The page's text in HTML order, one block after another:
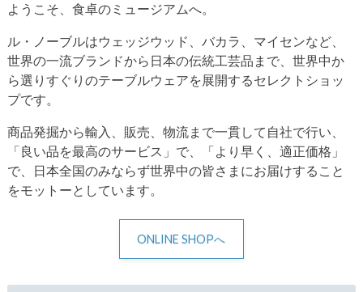
ようこそ、食卓のミュージアムへ。
ル・ノーブルはウェッジウッド、バカラ、マイセンなど、
世界の一流ブランドから日本の伝統工芸品まで、世界中か
ら選りすぐりのテーブルウェアを展開するセレクトショッ
プです。
商品発掘から輸入、販売、物流まで一貫して自社で行い、
「良い品を最高のサービス」で、「より早く、適正価格」
で、日本全国のみならず世界中の皆さまにお届けすること
をモットーとしています。
ONLINE SHOPへ